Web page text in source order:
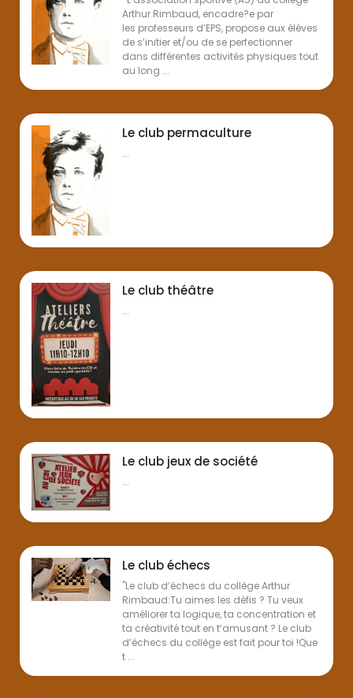
Arthur Rimbaud, encadre?e par
les professeurs d’EPS, propose aux élèves
de s’initier et/ou de se perfectionner
dans différentes activités physiques tout
au long ...
Le club permaculture
...
Le club théâtre
...
Le club jeux de société
...
Le club échecs
"Le club d’échecs du collège Arthur
Rimbaud:Tu aimes les défis ? Tu veux
améliorer ta logique, ta concentration et
ta créativité tout en t’amusant ? Le club
d’échecs du collège est fait pour toi !Que
t ...